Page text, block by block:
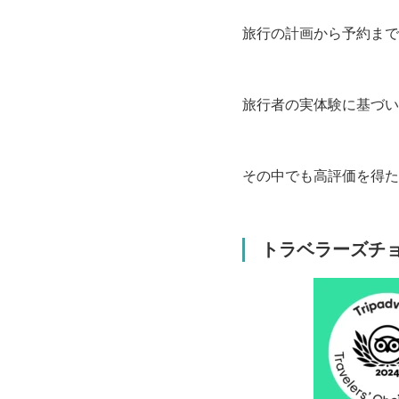
旅行の計画から予約ま
旅行者の実体験に基づ
その中でも高評価を得
トラベラーズチ